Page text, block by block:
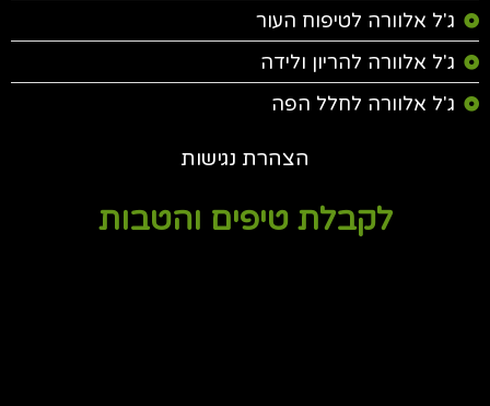
ג'ל אלוורה לטיפוח העור
ג'ל אלוורה להריון ולידה
ג'ל אלוורה לחלל הפה
הצהרת נגישות
לקבלת טיפים והטבות